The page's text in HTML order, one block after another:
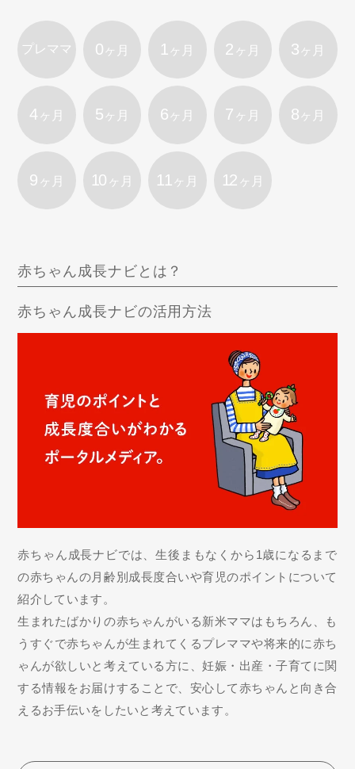
プレママ 0 ヶ月 1 ヶ月 2 ヶ月 3 ヶ月
4 ヶ月 5 ヶ月 6 ヶ月 7 ヶ月 8 ヶ月
9 ヶ月 10 ヶ月 11 ヶ月 12 ヶ月
赤ちゃん成長ナビとは？
赤ちゃん成長ナビの活用方法
赤ちゃん成長ナビでは、生後まもなくから1歳になるまで
の赤ちゃんの月齢別成長度合いや育児のポイントについて
紹介しています。
生まれたばかりの赤ちゃんがいる新米ママはもちろん、も
うすぐで赤ちゃんが生まれてくるプレママや将来的に赤ち
ゃんが欲しいと考えている方に、妊娠・出産・子育てに関
する情報をお届けすることで、安心して赤ちゃんと向き合
えるお手伝いをしたいと考えています。